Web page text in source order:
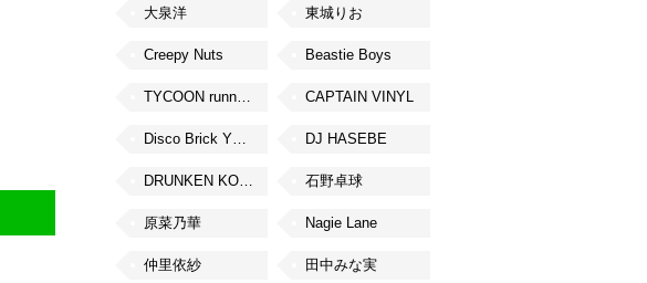
大泉洋 東城りお
Creepy Nuts Beastie Boys
TYCOON running CAPTAIN VINYL
Disco Brick YOKOHAMA DJ HASEBE
DRUNKEN KONG 石野卓球
原菜乃華 Nagie Lane
仲里依紗 田中みな実